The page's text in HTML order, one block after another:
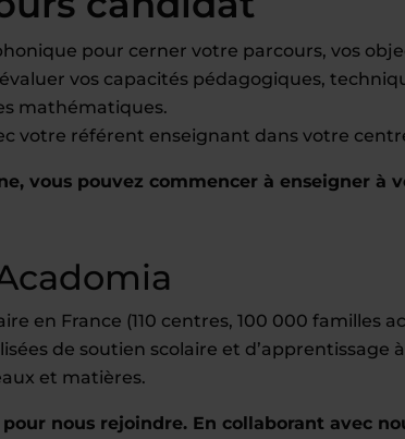
pour cerner votre parcours, vos
vos capacités pédagogiques,
mathématiques.
votre référent enseignant dans votre
vous pouvez commencer à enseigner à
en France (110 centres, 100 000 familles
de soutien scolaire et d’apprentissage
et matières.
nous rejoindre. En collaborant avec